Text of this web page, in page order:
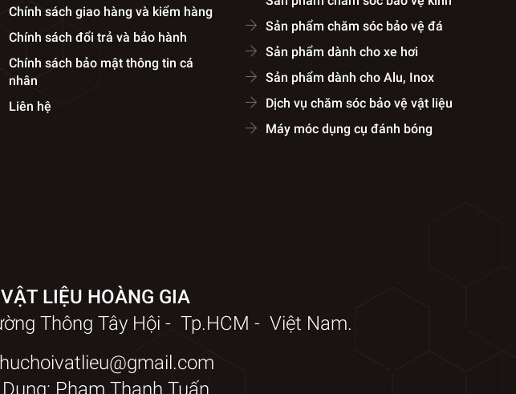
Chính sách giao hàng và kiểm hàng
Chính sách đổi trả và bảo hành
Chính sách bảo mật thông tin cá
nhân
Liên hệ
Sản phẩm chăm sóc bảo vệ đá
Sản phẩm dành cho xe hơi
Sản phẩm dành cho Alu, Inox
Dịch vụ chăm sóc bảo vệ vật liệu
Máy móc dụng cụ đánh bóng
LIỆU HOÀNG GIA
Thông Tây Hội - Tp.HCM - Việt Nam.
Phạm Thanh Tuấn